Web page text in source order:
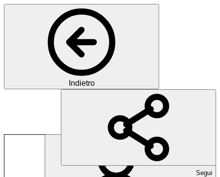
Indietro
Segui
GHOL |